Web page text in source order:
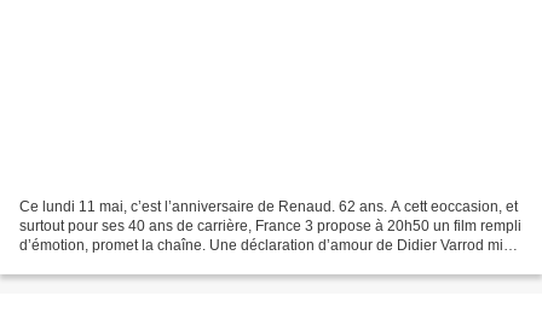
Ce lundi 11 mai, c’est l’anniversaire de Renaud. 62 ans. A cett eoccasion, et
surtout pour ses 40 ans de carrière, France 3 propose à 20h50 un film rempli
d’émotion, promet la chaîne. Une déclaration d’amour de Didier Varrod mis